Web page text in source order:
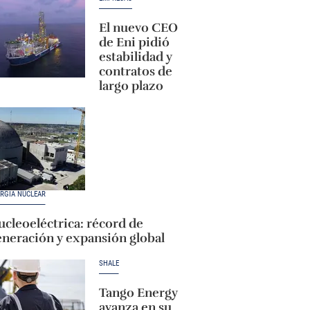
El nuevo CEO
de Eni pidió
estabilidad y
contratos de
largo plazo
NUCLEAR
récord de
y expansión global
SHALE
Tango Energy